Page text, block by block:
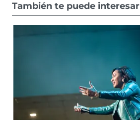
También te puede interesar